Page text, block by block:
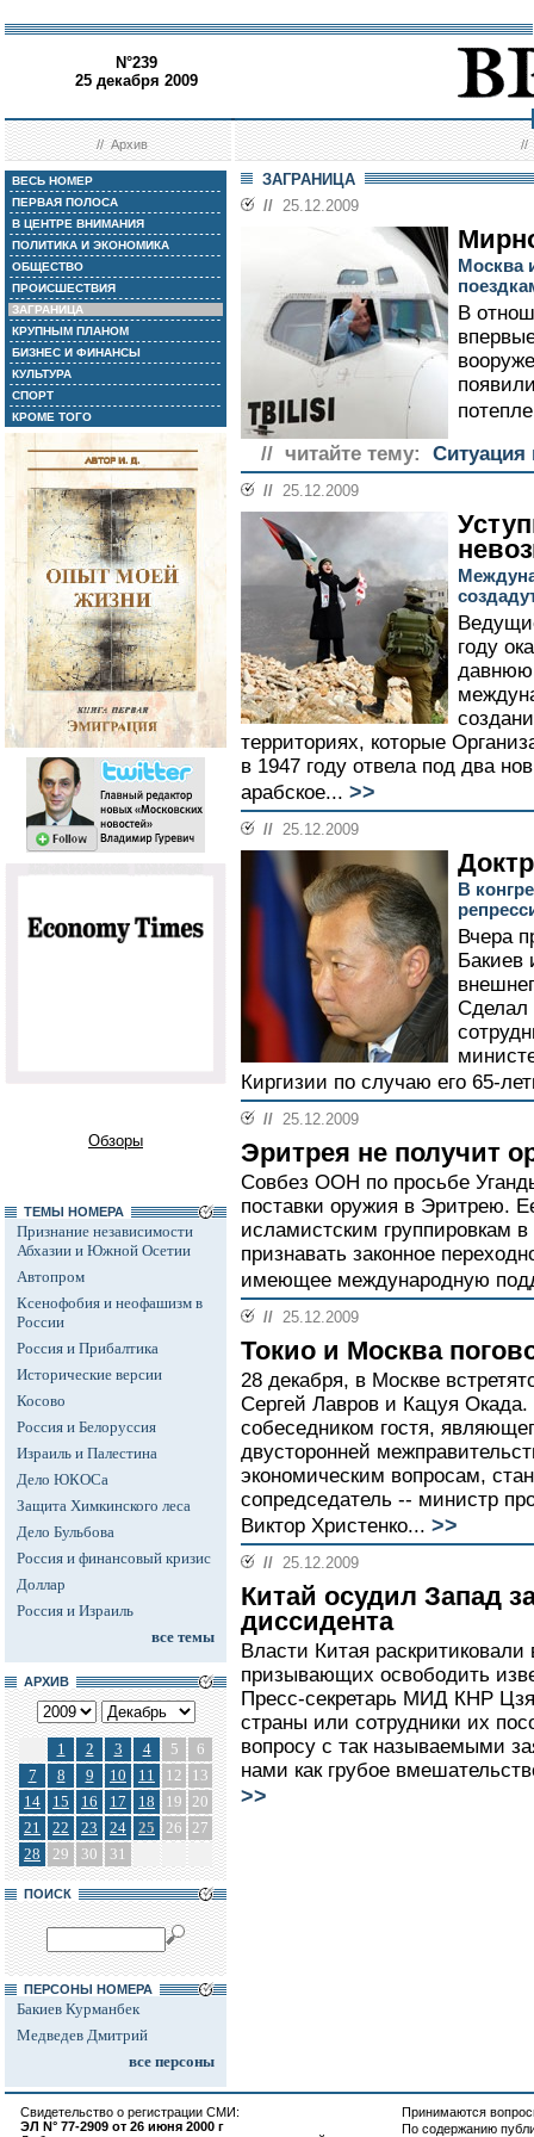
N°239
25 декабря 2009
//Архив //
ВЕСЬ НОМЕР
ПЕРВАЯ ПОЛОСА
В ЦЕНТРЕ ВНИМАНИЯ
ПОЛИТИКА И ЭКОНОМИКА
ОБЩЕСТВО
ПРОИСШЕСТВИЯ
ЗАГРАНИЦА
КРУПНЫМ ПЛАНОМ
БИЗНЕС И ФИНАНСЫ
КУЛЬТУРА
СПОРТ
КРОМЕ ТОГО
Обзоры
ТЕМЫ НОМЕРА
Признание независимости
Абхазии и Южной Осетии
Автопром
Ксенофобия и неофашизм в
России
Россия и Прибалтика
Исторические версии
Косово
Россия и Белоруссия
Израиль и Палестина
Дело ЮКОСа
Защита Химкинского леса
Дело Бульбова
Россия и финансовый кризис
Доллар
Россия и Израиль
все темы
АРХИВ
1 2 3 4 5
6
7
8 9 10 11 12
13
14
15 16 17 18 19 20
21
22 23 24 25 26 27
28
29 30 31
ПОИСК
ПЕРСОНЫ НОМЕРА
Бакиев Курманбек
Медведев Дмитрий
все персоны
ЗАГРАНИЦА
// 25.12.2009
Москва
В
// читайте тему:
Ситуация
// 25.12.2009
году
территориях, которые
в 1947 году отвела под два
арабское... >>
// 25.12.2009
В
Вчера
Бакиев
Сделал
Киргизии по случаю его 65-
// 25.12.2009
Эритрея не получит
Совбез ООН по просьбе
поставки оружия в Эритрею.
исламистским группировкам
признавать законное
имеющее международную
// 25.12.2009
Токио и Москва
28 декабря, в Москве
Сергей Лавров и Кацуя
собеседником гостя,
двусторонней
экономическим вопросам,
сопредседатель -- министр
Виктор Христенко... >>
// 25.12.2009
Китай осудил Запад
диссидента
Власти Китая
призывающих освободить
Пресс-секретарь МИД КНР
страны или сотрудники их
вопросу с так называемыми
нами как грубое
>>
Свидетельство о регистрации СМИ:
ЭЛ N° 77-2909 от 26 июня 2000 г
Принимаются
По содержанию